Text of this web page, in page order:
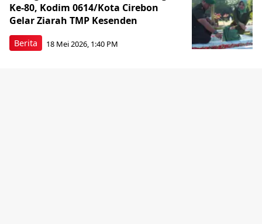
Berita
Ke-80, Kodim 0614/Kota Cirebon
Gelar Ziarah TMP Kesenden
18 Mei 2026, 1:40 PM